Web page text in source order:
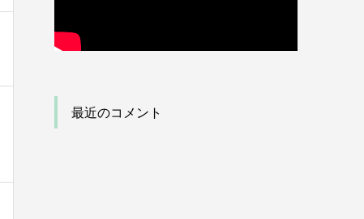
最近のコメント